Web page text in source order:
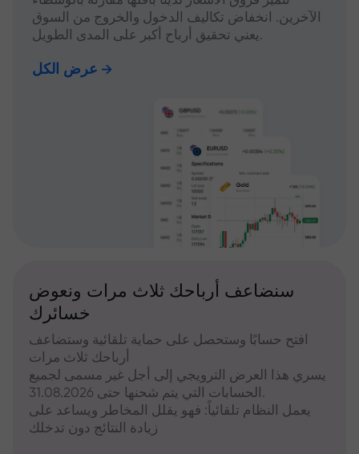
الآخرين. انخفاض تكاليف الدخول والخروج من السوق
يعني تحقيق أرباح أكبر على المدى الطويل.
عرض الكل
سنضاعف أرباحك ثلاث مرات ونعوض
خسائرك
افتح حسابًا وستحصل على حماية تلقائية وستضاعف
أرباحك ثلاث مرات
يسري هذا العرض الترويجي إلى أجل غير مسمى لجميع
الحسابات التي يتم شحنها حتى 31.08.2026.
يعمل النظام تلقائياً: فهو يقلل المخاطر ويساعد على
زيادة النتائج دون تدخلك